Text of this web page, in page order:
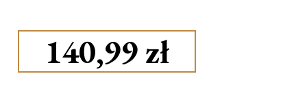
140,99 zł